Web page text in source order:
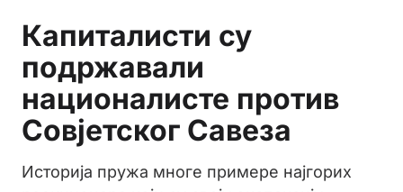
Капиталисти су
подржавали
националисте против
Совјетског Савеза
Историја пружа многе примере најгорих